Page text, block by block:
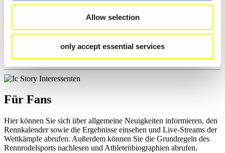
Allow selection
only accept essential services
Hier können Sie das aktuelle Regelwerk sowie Richtlinien zu
und Informationen zu Wettkämpfen abrufen. Außerdem können Sie
Ihre Athletenbiographie ansehen.
>> Weiter
Für Fans
Hier können Sie sich über allgemeine Neuigkeiten informieren, den
Rennkalender sowie die Ergebnisse einsehen und Live-Streams der
Wettkämpfe abrufen. Außerdem können Sie die Grundregeln des
Rennrodelsports nachlesen und Athletenbiographien abrufen.